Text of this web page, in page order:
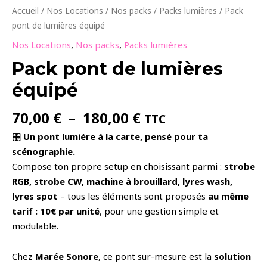
Accueil / Nos Locations / Nos packs / Packs lumières / Pack
pont de lumières équipé
Nos Locations, Nos packs, Packs lumières
Pack pont de lumières
équipé
70,00 € – 180,00 €Plage
de
prix :
70,00 €
à
180,00 €
TTC
🎛️ Un pont lumière à la carte, pensé pour ta
scénographie.
Compose ton propre setup en choisissant parmi : strobe
RGB, strobe CW, machine à brouillard, lyres wash,
lyres spot – tous les éléments sont proposés au même
tarif : 10€ par unité, pour une gestion simple et
modulable.
Chez Marée Sonore, ce pont sur-mesure est la solution